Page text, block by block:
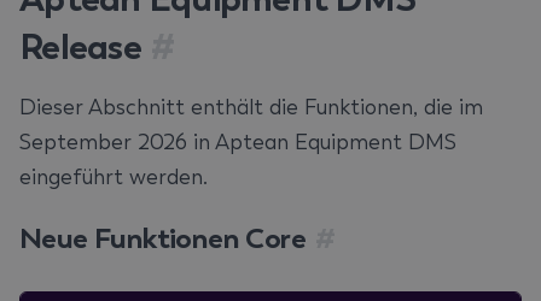
Release
Dieser Abschnitt enthält die Funktionen, die im
September 2026 in Aptean Equipment DMS
eingeführt werden.
Neue Funktionen Core